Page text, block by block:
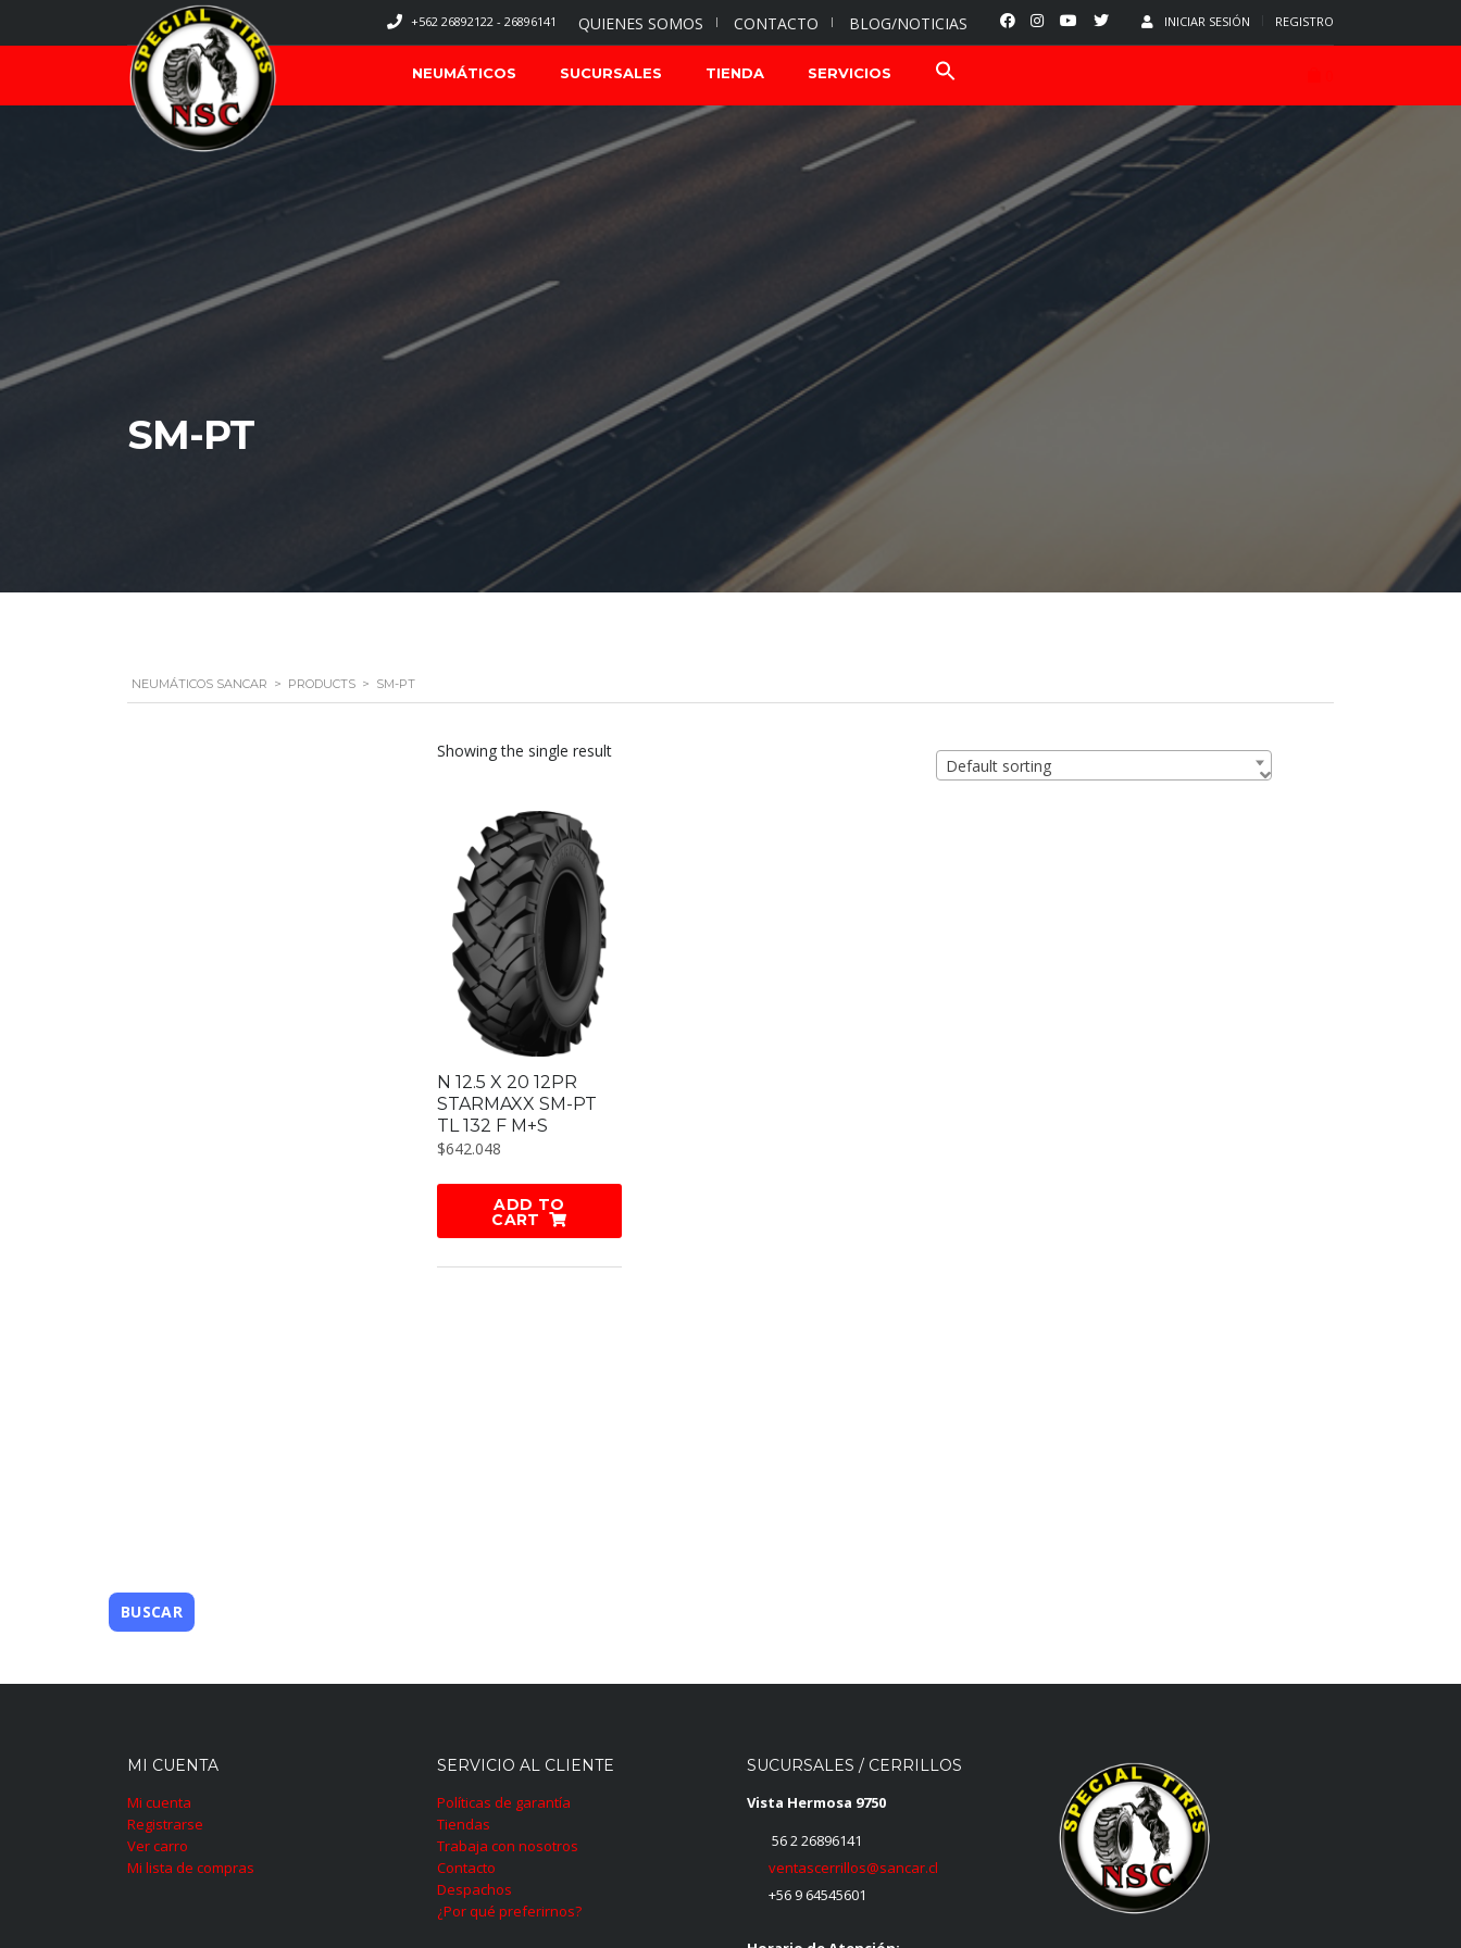
INICIAR SESIÓN REGISTRO
QUIENES SOMOS CONTACTO BLOG/NOTICIAS
+562 26892122 - 26896141
NEUMÁTICOS SUCURSALES TIENDA SERVICIOS
SM-PT
NEUMÁTICOS SANCAR > PRODUCTS > SM-PT
Showing the single result
Default sorting
N 12.5 X 20 12PR
STARMAXX SM-PT
TL 132 F M+S
$642.048
ADD TO
CART
MI CUENTA
Mi cuenta
Registrarse
Ver carro
Mi lista de compras
SERVICIO AL CLIENTE
Políticas de garantía
Tiendas
Trabaja con nosotros
Contacto
Despachos
¿Por qué preferirnos?
SUCURSALES / CERRILLOS
Vista Hermosa 9750
56 2 26896141
ventascerrillos@sancar.cl
+56 9 64545601